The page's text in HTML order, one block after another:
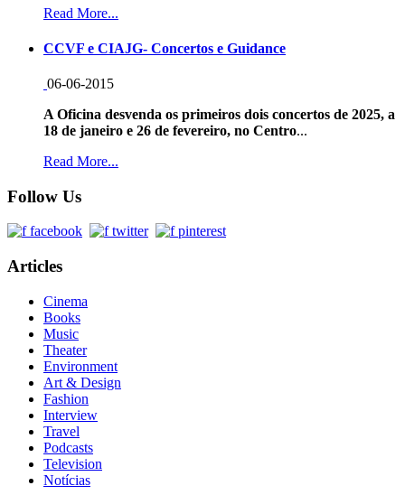
Read More...
CCVF e CIAJG- Concertos e Guidance
06-06-2015
A Oficina desvenda os primeiros dois concertos de 2025, a
18 de janeiro e 26 de fevereiro, no Centro...
Read More...
Follow Us
Articles
Cinema
Books
Music
Theater
Environment
Art & Design
Fashion
Interview
Travel
Podcasts
Television
Notícias